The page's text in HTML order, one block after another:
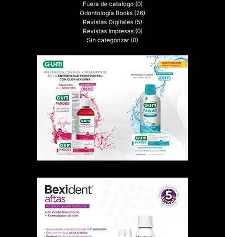
Fuera de catalogo (0)
Odontología Books (26)
Revistas Digitales (5)
Revistas Impresas (0)
Sin categorizar (0)